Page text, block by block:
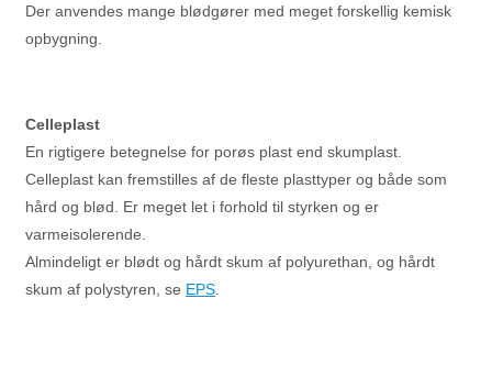
Der anvendes mange blødgører med meget forskellig kemisk
opbygning.
Celleplast
En rigtigere betegnelse for porøs plast end skumplast.
Celleplast kan fremstilles af de fleste plasttyper og både som
hård og blød. Er meget let i forhold til styrken og er
varmeisolerende.
Almindeligt er blødt og hårdt skum af polyurethan, og hårdt
skum af polystyren, se EPS